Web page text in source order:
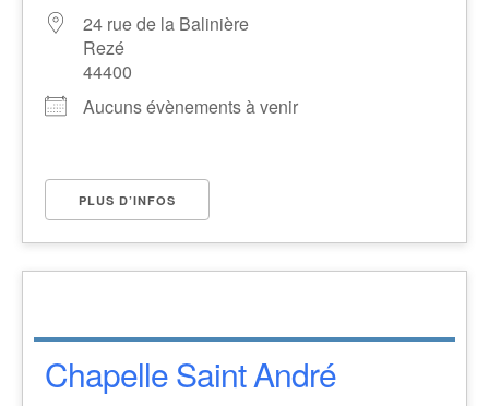
24 rue de la Balinière
Rezé
44400
Aucuns évènements à venir
PLUS D’INFOS
Chapelle Saint André